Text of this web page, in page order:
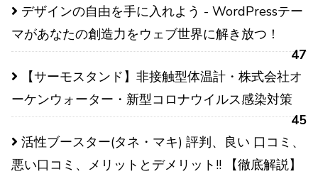
デザインの自由を手に入れよう - WordPressテー
マがあなたの創造力をウェブ世界に解き放つ！
47
【サーモスタンド】非接触型体温計・株式会社オ
ーケンウォーター・新型コロナウイルス感染対策
45
活性ブースター(タネ・マキ) 評判、良い 口コミ、
悪い口コミ、メリットとデメリット!! 【徹底解説】